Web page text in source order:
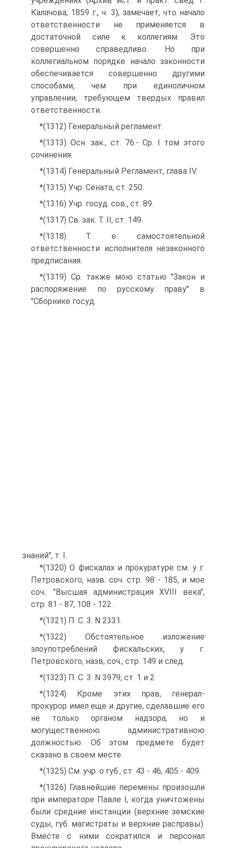
Калачова, 1859 г., ч. 3), замечает, что начало
ответственности не применяется в
достаточной силе к коллегиям. Это
совершенно справедливо. Но при
коллегиальном порядке начало законности
обеспечивается совершенно другими
способами, чем при единоличном
управлении, требующем твердых правил
ответственности.
*(1312) Генеральный регламент.
*(1313) Осн. зак., ст. 76.- Ср. I том этого
сочинения.
*(1314) Генеральный Регламент, глава IV.
*(1315) Учр. Сената, ст. 250.
*(1316) Учр. госуд. сов., ст. 89.
*(1317) Св. зак. Т. II, ст. 149.
*(1318) Т. е. самостоятельной
ответственности исполнителя незаконного
предписания.
*(1319) Ср. также мою статью "Закон и
распоряжение по русскому праву" в
"Сборнике госуд.
знаний", т. I.
*(1320) О фискалах и прокуратуре см. у г.
Петровского, назв. соч. стр. 98 - 185, и мое
соч.: "Высшая администрация XVIII века",
стр. 81 - 87, 108 - 122.
*(1321) П. С. 3. N 2331.
*(1322) Обстоятельное изложение
злоупотреблений фискальских, y г.
Петровского, назв, соч., стр. 149 и след.
*(1323) П. С. 3. N 3979, ст. 1 и 2.
*(1324) Кроме этих прав, генерал-
прокурор имел еще и другие, сделавшие его
не только органом надзора, но и
могущественною административною
должностью. Об этом предмете будет
сказано в своем месте.
*(1325) См. учр. о губ., ст. 43 - 46, 405 - 409.
*(1326) Главнейшие перемены произошли
при императоре Павле I, когда уничтожены
были средние инстанции (верхние земские
суды, губ. магистраты и верхние расправы).
Вместе с ними сократился и персонал